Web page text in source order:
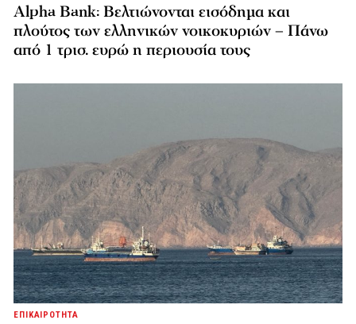
Alpha Bank: Βελτιώνονται εισόδημα και
πλούτος των ελληνικών νοικοκυριών – Πάνω
από 1 τρισ. ευρώ η περιουσία τους
ΕΠΙΚΑΙΡΟΤΗΤΑ